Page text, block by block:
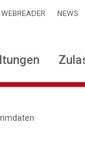
WEBREADER NEWS